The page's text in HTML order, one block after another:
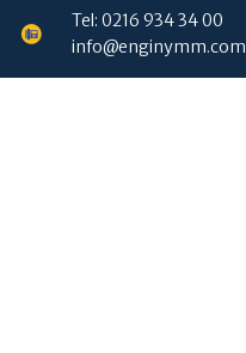
Tel: 0216 934 34 00
info@enginymm.com